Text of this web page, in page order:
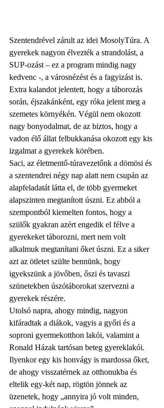
Szentendrével zárult az idei MosolyTúra. A
gyerekek nagyon élvezték a strandolást, a
SUP-ozást – ez a program mindig nagy
kedvenc -, a városnézést és a fagyizást is.
Extra kalandot jelentett, hogy a táborozás
során, éjszakánként, egy róka jelent meg a
szemetes környékén. Végül nem okozott
nagy bonyodalmat, de az biztos, hogy a
vadon élő állat felbukkanása okozott egy kis
izgalmat a gyerekek körében.
Saci, az életmentő-túravezetőnk a dömösi és
a szentendrei négy nap alatt nem csupán az
alapfeladatát látta el, de több gyermeket
alapszinten megtanított úszni. Ez abból a
szempontból kiemelten fontos, hogy a
szülők gyakran azért engedik el félve a
gyerekeket táborozni, mert nem volt
alkalmuk megtanítani őket úszni. Ez a siker
azt az ötletet szülte bennünk, hogy
igyekszünk a jövőben, őszi és tavaszi
szünetekben úszótáborokat szervezni a
gyerekek részére.
Utolsó napra, ahogy mindig, nagyon
kifáradtak a diákok, vagyis a győri és a
soproni gyermekotthon lakói, valamint a
Ronald Házak tartósan beteg gyereklakói.
Ilyenkor egy kis honvágy is mardossa őket,
de ahogy visszatérnek az otthonukba és
eltelik egy-két nap, rögtön jönnek az
üzenetek, hogy „annyira jó volt minden,